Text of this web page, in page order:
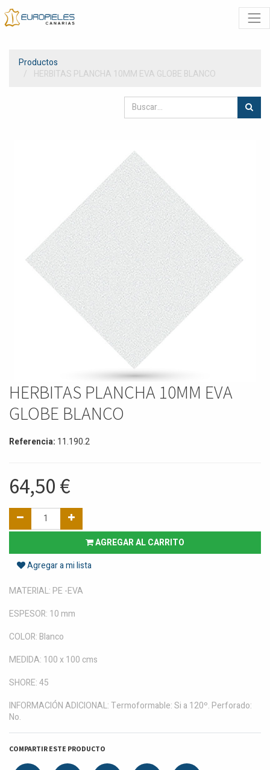
Productos
HERBITAS PLANCHA 10MM EVA GLOBE BLANCO
HERBITAS PLANCHA 10MM EVA
GLOBE BLANCO
Referencia: 11.190.2
64,50 €
AGREGAR AL CARRITO
Agregar a mi lista
MATERIAL: PE -EVA
ESPESOR: 10 mm
COLOR: Blanco
MEDIDA: 100 x 100 cms
SHORE: 45
INFORMACIÓN ADICIONAL: Termoformable: Si a 120º. Perforado:
No.
COMPARTIR ESTE PRODUCTO